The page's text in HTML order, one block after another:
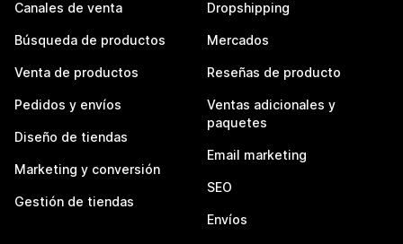
Canales de venta
Búsqueda de productos
Venta de productos
Pedidos y envíos
Diseño de tiendas
Marketing y conversión
Gestión de tiendas
Dropshipping
Mercados
Reseñas de producto
Ventas adicionales y
paquetes
Email marketing
SEO
Envíos